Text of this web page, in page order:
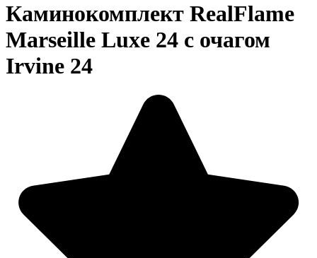
Каминокомплект RealFlame
Marseille Luxe 24 с очагом
Irvine 24